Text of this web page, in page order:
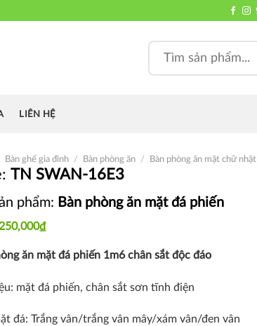
for:
LIÊN HỆ
Bàn ghế gia đình / Bàn phòng ăn / Bàn phòng ăn mặt chữ nhật
TN SWAN-16E3
phẩm: Bàn phòng ăn mặt đá phiến
₫
ăn mặt đá phiến 1m6 chân sắt độc đáo
mặt đá phiến, chân sắt sơn tĩnh điện
đá: Trắng vân/trắng vân mây/xám vân/đen vân